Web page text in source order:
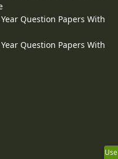
Year Question Papers With
Year Question Papers With
Use